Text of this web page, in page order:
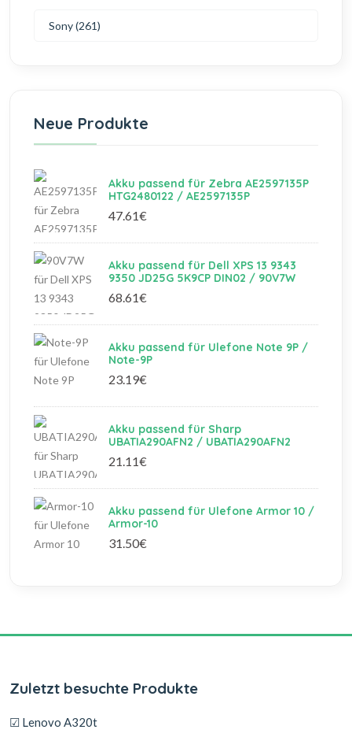
Sony (261)
Neue Produkte
Akku passend für Zebra AE2597135P
HTG2480122 / AE2597135P
47.61€
Akku passend für Dell XPS 13 9343
9350 JD25G 5K9CP DIN02 / 90V7W
68.61€
Akku passend für Ulefone Note 9P /
Note-9P
23.19€
Akku passend für Sharp
UBATIA290AFN2 / UBATIA290AFN2
21.11€
Akku passend für Ulefone Armor 10 /
Armor-10
31.50€
Zuletzt besuchte Produkte
☑ Lenovo A320t